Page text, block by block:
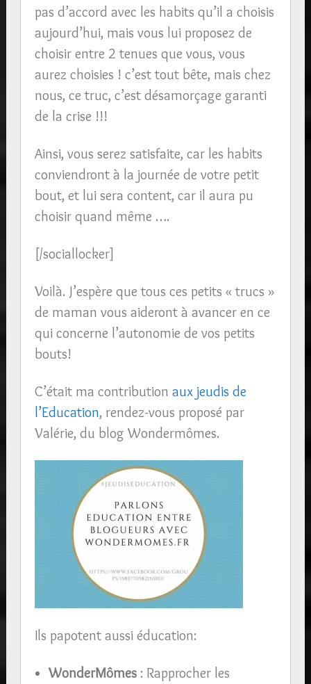
pas d’accord avec les habits qu’il a choisis
aujourd’hui, mais vous lui proposez de
choisir entre 2 tenues que vous, vous
aurez choisies ! c’est tout bête, mais chez
nous, ce truc, c’est désamorçage garanti
de la crise !!!
Ainsi, vous serez satisfaite, car les habits
conviendront à la journée de votre petit
bout, et lui sera content, car il aura pu
choisir quand même ….
[/sociallocker]
Voilà. J’espère que tous ces petits « trucs »
de maman vous aideront à avancer en ce
qui concerne l’autonomie de vos petits
bouts!
C’était ma contribution aux jeudis de
l’Education, rendez-vous proposé par
Valérie, du blog Wondermômes.
Ils papotent aussi éducation:
WonderMômes: Rapprocher les